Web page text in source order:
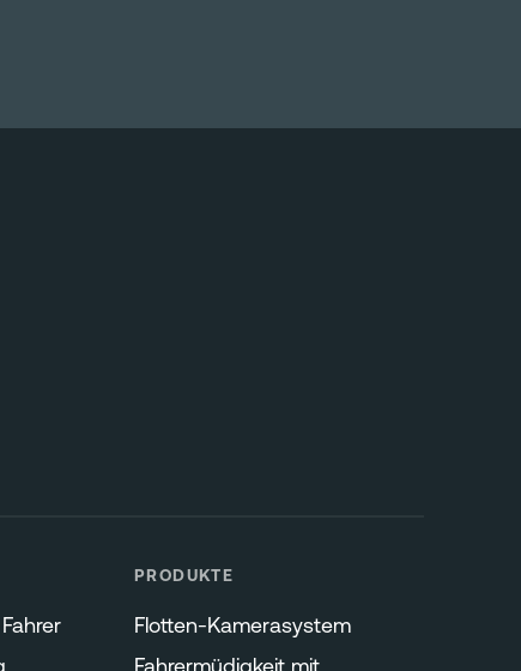
PRODUKTE
Flotten-Kamerasystem
Fahrermüdigkeit mit